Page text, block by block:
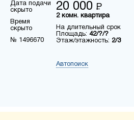
Дата подачи
скрыто
Время
скрыто
№ 1496670
20 000 Р
2 комн. квартира
На длительный срок
Площадь: 42/?/?
Этаж/этажность: 2/3
Автопоиск